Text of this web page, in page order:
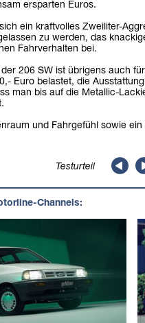
ersparten Euros.
ein kraftvolles Zweiliter-
zu werden, das
Fahrverhalten bei.
206 SW ist übrigens auch
Euro belastet, die
man bis auf die Metallic-
und Fahrgefühl sowie
Testurteil
Channels: